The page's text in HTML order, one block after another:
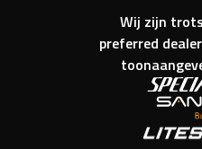
Wij zijn
preferred